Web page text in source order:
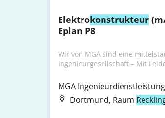
Elektrokonstrukteur
Eplan P8
Wir von MGA sind eine
Ingenieurgesellschaft – Mit
MGA
Dortmund, Raum